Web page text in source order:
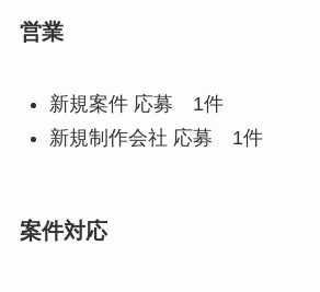
営業
新規案件 応募 1件
新規制作会社 応募 1件
案件対応